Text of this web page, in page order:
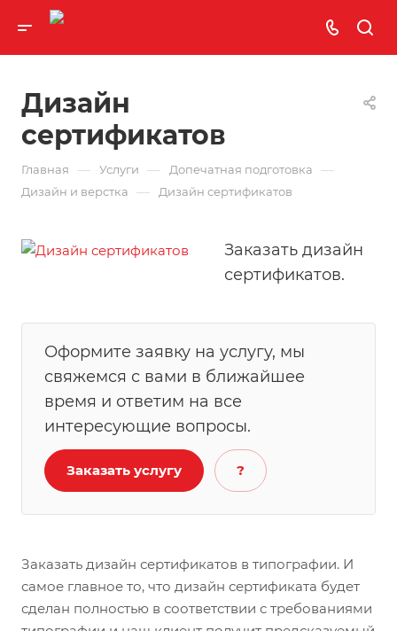
Дизайн
сертификатов
Главная — Услуги — Допечатная подготовка —
Дизайн и верстка — Дизайн сертификатов
Заказать дизайн
сертификатов.
Оформите заявку на услугу, мы
свяжемся с вами в ближайшее
время и ответим на все
интересующие вопросы.
Заказать услугу ?
Заказать дизайн сертификатов в типографии. И
самое главное то, что дизайн сертификата будет
сделан полностью в соответствии с требованиями